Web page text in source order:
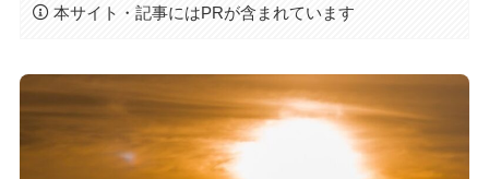
本サイト・記事にはPRが含まれています